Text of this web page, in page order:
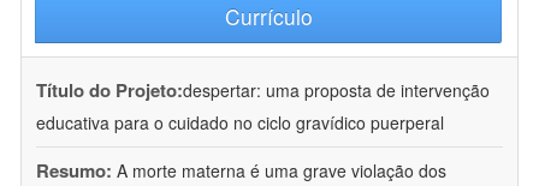
Currículo
Título do Projeto:despertar: uma proposta de intervenção
educativa para o cuidado no ciclo gravídico puerperal
Resumo: A morte materna é uma grave violação dos